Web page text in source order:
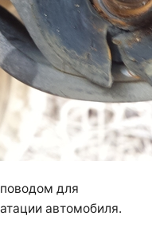
для
автомобиля.